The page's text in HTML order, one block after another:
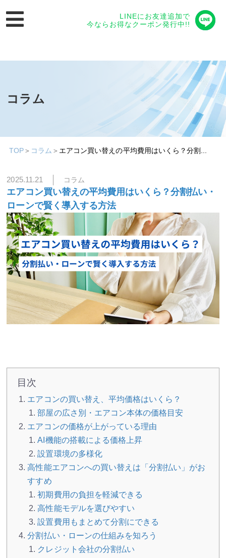
LINEにお友達追加で
今ならお得なクーポン発行中!!
コラム
TOP＞ コラム ＞ エアコン買い替えの平均費用はいくら？分割...
2025.11.21 コラム
エアコン買い替えの平均費用はいくら？分割払い・
ローンで賢く導入する方法
目次
エアコンの買い替え、平均価格はいくら？
部屋の広さ別・エアコン本体の価格目安
エアコンの価格が上がっている理由
AI機能の搭載による価格上昇
設置環境の多様化
高性能エアコンへの買い替えは「分割払い」がお
すすめ
初期費用の負担を軽減できる
高性能モデルを選びやすい
設置費用もまとめて分割にできる
分割払い・ローンの仕組みを知ろう
クレジット会社の分割払い